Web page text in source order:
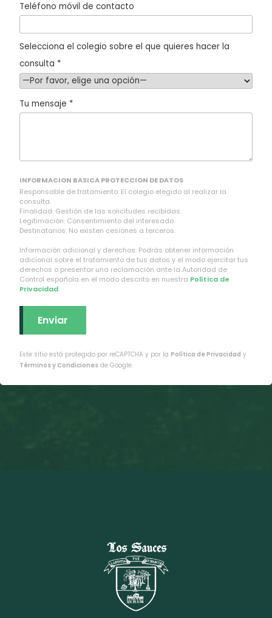
Teléfono móvil de contacto
Selecciona el colegio sobre el que quieres hacer la
consulta *
Tu mensaje *
INFORMACION BASICA PROTECCION DE DATOS
Responsable de tratamiento: El colegio elegido al realizar la
consulta.
Finalidad: Gestión de las solicitudes recibidas.
Legitimación: Consentimiento del interesado.
Destinatarios: No existen cesiones a terceros.
Información adicional y derechos: Podrás obtener información
adicional sobre el tratamiento de tus datos y el modo ejercitar tus
derechos o presentar una reclamación ante la Autoridad de
Control española en el modo descrito en nuestra Política de
Privacidad.
Este sitio está protegido por reCAPTCHA y por la Política de Privacidad y
Términos y Condiciones de Google.